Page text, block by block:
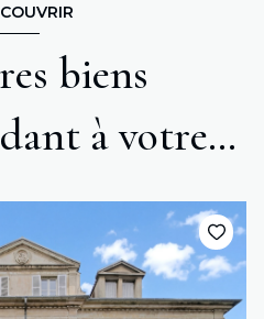
biens
à votre